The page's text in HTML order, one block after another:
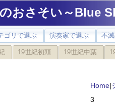
おさそい～Blue
ゴリで選ぶ 演奏家で選ぶ 不
19世紀初頭 19世紀中葉
Home|
3